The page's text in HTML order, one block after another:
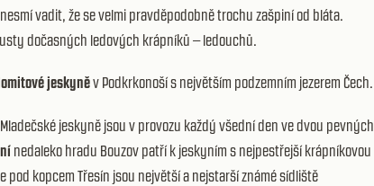
vadit, že se velmi pravděpodobně trochu zašpiní od bláta.
dočasných ledových krápníků – ledouchů.
jeskyněv Podkrkonoší s největším podzemním jezerem Čech.
jeskyně jsou v provozu každý všední den ve dvou pevných
nedaleko hradu Bouzov patří k jeskyním s nejpestřejší krápníkovou
pod kopcem Třesín jsou největší a nejstarší známé sídliště